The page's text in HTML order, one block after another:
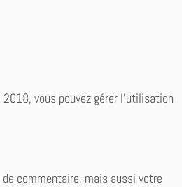
vous pouvez gérer l’utilisation
commentaire, mais aussi votre